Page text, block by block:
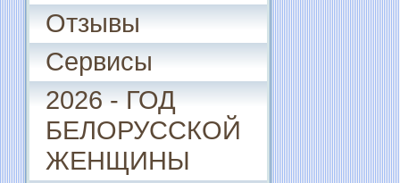
Отзывы
Сервисы
2026 - ГОД
БЕЛОРУССКОЙ
ЖЕНЩИНЫ